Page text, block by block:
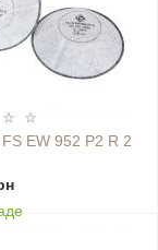
EW 952 P2 R 2